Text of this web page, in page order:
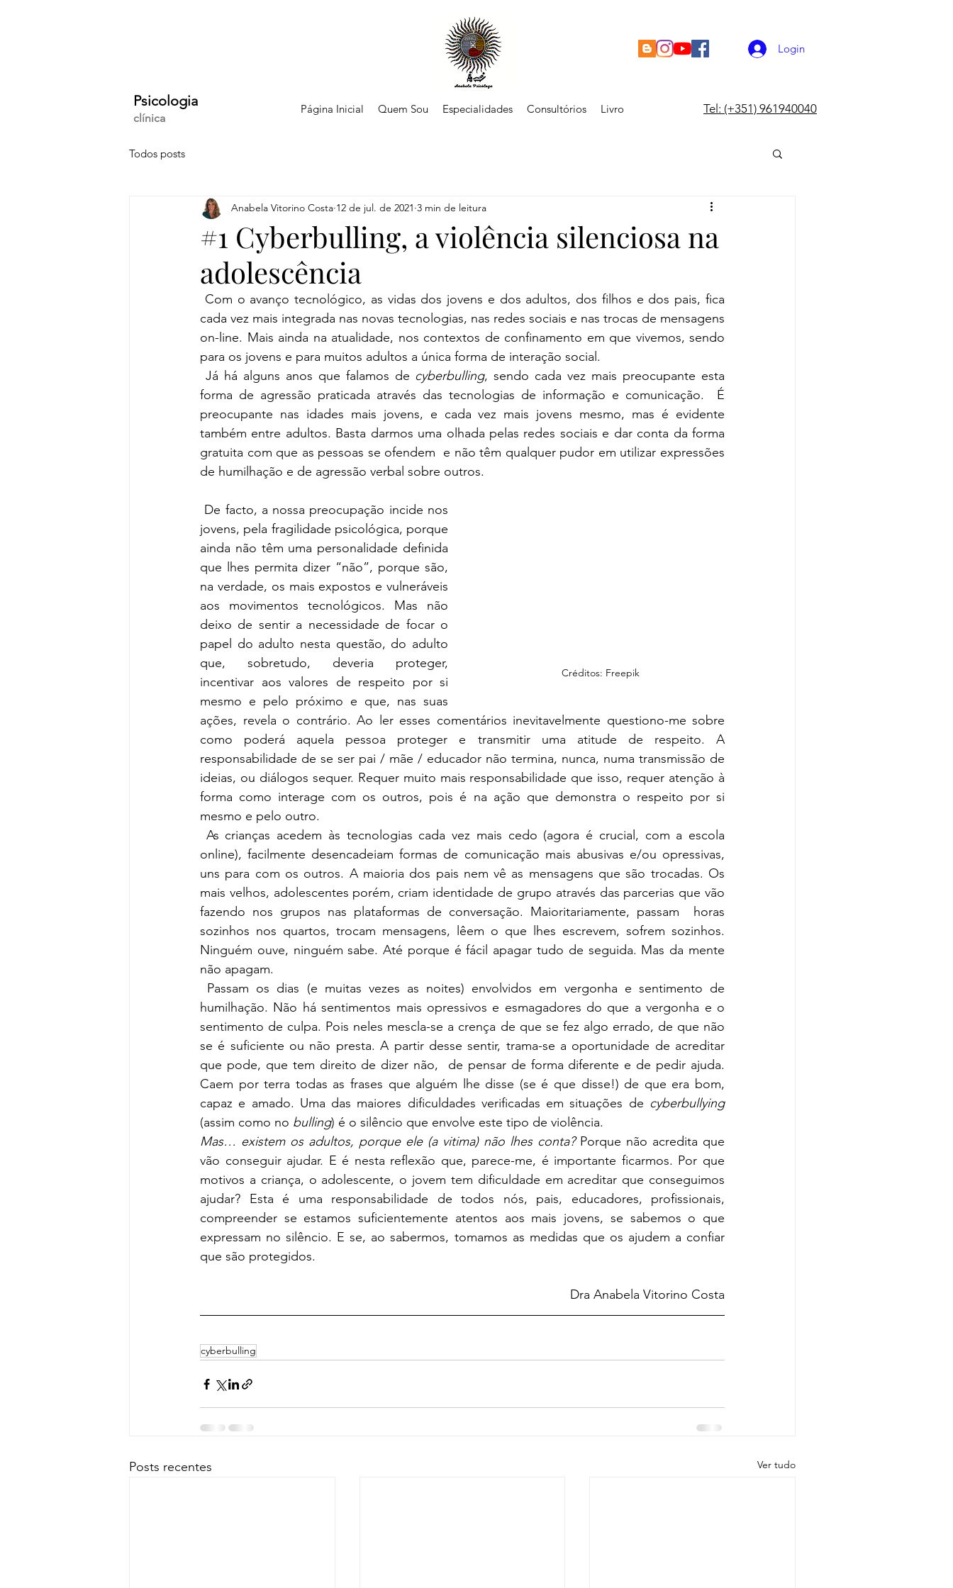
Login
Página Inicial Quem Sou Especialidades Consultórios Livro
Psicologia
clínica
Tel: (+351) 961940040
Todos posts
#1 Cyberbulling, a violência silenciosa na
adolescência
Anabela Vitorino Costa 12 de jul. de 2021 3 min de leitura
cada vez mais integrada nas novas tecnologias, nas redes sociais e nas trocas de mensagens
on-line. Mais ainda na atualidade, nos contextos de confinamento em que vivemos, sendo
para os jovens e para muitos adultos a única forma de interação social.
Já há alguns anos que falamos de cyberbulling, sendo cada vez mais preocupante esta
forma de agressão praticada através das tecnologias de informação e comunicação.  É
preocupante nas idades mais jovens, e cada vez mais jovens mesmo, mas é evidente
também entre adultos. Basta darmos uma olhada pelas redes sociais e dar conta da forma
gratuita com que as pessoas se ofendem  e não têm qualquer pudor em utilizar expressões
de humilhação e de agressão verbal sobre outros.
Créditos: Freepik
jovens, pela fragilidade psicológica, porque
ainda não têm uma personalidade definida
que lhes permita dizer “não”, porque são,
na verdade, os mais expostos e vulneráveis
aos movimentos tecnológicos. Mas não
deixo de sentir a necessidade de focar o
papel do adulto nesta questão, do adulto
que, sobretudo, deveria proteger,
incentivar aos valores de respeito por si
mesmo e pelo próximo e que, nas suas
ações, revela o contrário. Ao ler esses comentários inevitavelmente questiono-me sobre
como poderá aquela pessoa proteger e transmitir uma atitude de respeito. A
responsabilidade de se ser pai / mãe / educador não termina, nunca, numa transmissão de
ideias, ou diálogos sequer. Requer muito mais responsabilidade que isso, requer atenção à
forma como interage com os outros, pois é na ação que demonstra o respeito por si
mesmo e pelo outro.
online), facilmente desencadeiam formas de comunicação mais abusivas e/ou opressivas,
uns para com os outros. A maioria dos pais nem vê as mensagens que são trocadas. Os
mais velhos, adolescentes porém, criam identidade de grupo através das parcerias que vão
fazendo nos grupos nas plataformas de conversação. Maioritariamente, passam  horas
sozinhos nos quartos, trocam mensagens, lêem o que lhes escrevem, sofrem sozinhos.
Ninguém ouve, ninguém sabe. Até porque é fácil apagar tudo de seguida. Mas da mente
não apagam.
humilhação. Não há sentimentos mais opressivos e esmagadores do que a vergonha e o
sentimento de culpa. Pois neles mescla-se a crença de que se fez algo errado, de que não
se é suficiente ou não presta. A partir desse sentir, trama-se a oportunidade de acreditar
que pode, que tem direito de dizer não,  de pensar de forma diferente e de pedir ajuda.
Caem por terra todas as frases que alguém lhe disse (se é que disse!) de que era bom,
capaz e amado. Uma das maiores dificuldades verificadas em situações de
cyberbullying
(assim como no bulling) é o silêncio que envolve este tipo de violência.
Mas… existem os adultos, porque ele (a vitima) não lhes conta? Porque não acredita que
vão conseguir ajudar. E é nesta reflexão que, parece-me, é importante ficarmos. Por que
motivos a criança, o adolescente, o jovem tem dificuldade em acreditar que conseguimos
ajudar? Esta é uma responsabilidade de todos nós, pais, educadores, profissionais,
compreender se estamos suficientemente atentos aos mais jovens, se sabemos o que
expressam no silêncio. E se, ao sabermos, tomamos as medidas que os ajudem a confiar
que são protegidos.
Dra Anabela Vitorino Costa
cyberbulling
Posts recentes Ver tudo